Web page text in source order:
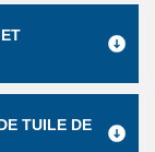
TUILE DE